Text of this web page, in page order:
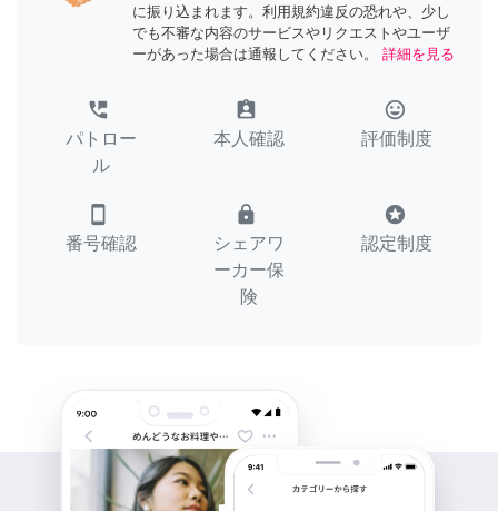
に振り込まれます。利用規約違反の恐れや、少し
でも不審な内容のサービスやリクエストやユーザ
ーがあった場合は通報してください。
詳細を見る
perm_phone_msg
パトロー
ル
assignment_ind
本人確認
tag_faces
評価制度
smartphone
番号確認
lock
シェアワ
ーカー保
険
stars
認定制度